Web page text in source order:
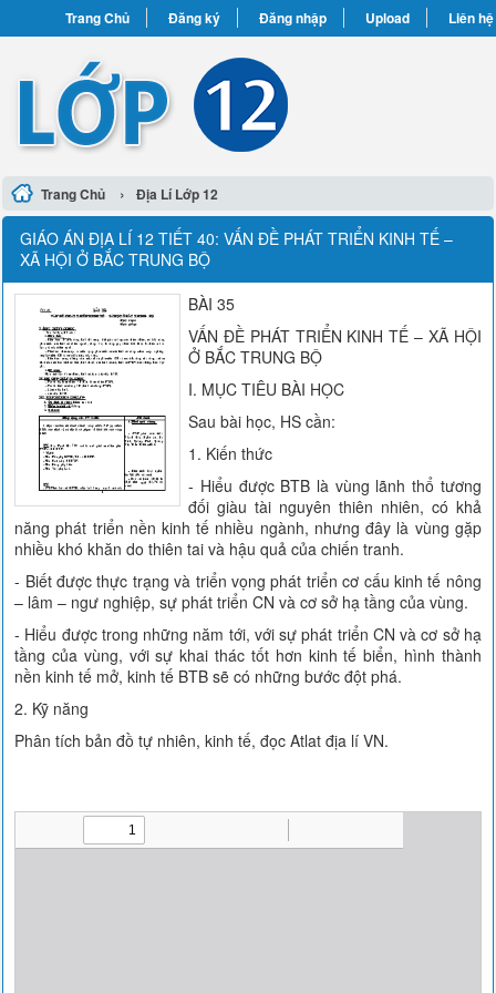
Trang Chủ Đăng ký Đăng nhập Upload Liên hệ
Trang Chủ › Địa Lí Lớp 12
GIÁO ÁN ĐỊA LÍ 12 TIẾT 40: VẤN ĐỀ PHÁT TRIỂN KINH TẾ –
XÃ HỘI Ở BẮC TRUNG BỘ
BÀI 35
VẤN ĐỀ PHÁT TRIỂN KINH TẾ – XÃ HỘI
Ở BẮC TRUNG BỘ
I. MỤC TIÊU BÀI HỌC
Sau bài học, HS cần:
1. Kiến thức
- Hiểu được BTB là vùng lãnh thổ tương
đối giàu tài nguyên thiên nhiên, có khả
năng phát triển nền kinh tế nhiều ngành, nhưng đây là vùng gặp
nhiều khó khăn do thiên tai và hậu quả của chiến tranh.
- Biết được thực trạng và triển vọng phát triển cơ cấu kinh tế nông
– lâm – ngư nghiệp, sự phát triển CN và cơ sở hạ tầng của vùng.
- Hiểu được trong những năm tới, với sự phát triển CN và cơ sở hạ
tầng của vùng, với sự khai thác tốt hơn kinh tế biển, hình thành
nền kinh tế mở, kinh tế BTB sẽ có những bước đột phá.
2. Kỹ năng
Phân tích bản đồ tự nhiên, kinh tế, đọc Atlat địa lí VN.